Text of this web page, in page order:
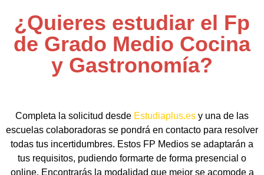
¿Quieres estudiar el Fp
de Grado Medio Cocina
y Gastronomía?
Completa la solicitud desde Estudiaplus.es y una de las
escuelas colaboradoras se pondrá en contacto para resolver
todas tus incertidumbres. Estos FP Medios se adaptarán a
tus requisitos, pudiendo formarte de forma presencial o
online. Encontrarás la modalidad que mejor se acomode a